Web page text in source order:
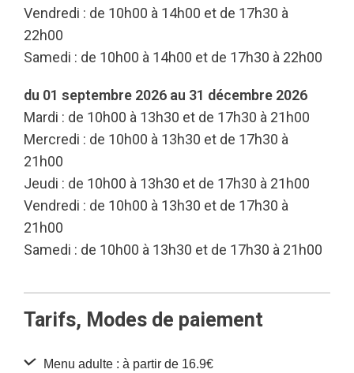
Vendredi : de 10h00 à 14h00 et de 17h30 à
22h00
Samedi : de 10h00 à 14h00 et de 17h30 à 22h00
du 01 septembre 2026 au 31 décembre 2026
Mardi : de 10h00 à 13h30 et de 17h30 à 21h00
Mercredi : de 10h00 à 13h30 et de 17h30 à
21h00
Jeudi : de 10h00 à 13h30 et de 17h30 à 21h00
Vendredi : de 10h00 à 13h30 et de 17h30 à
21h00
Samedi : de 10h00 à 13h30 et de 17h30 à 21h00
Tarifs, Modes de paiement
Menu adulte : à partir de 16.9€